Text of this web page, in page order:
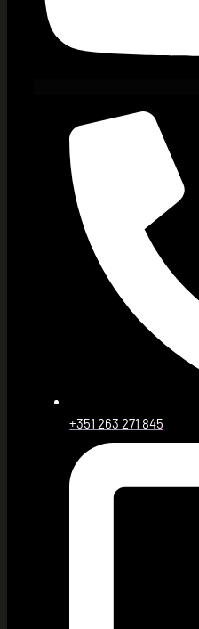
+351 263 271 845